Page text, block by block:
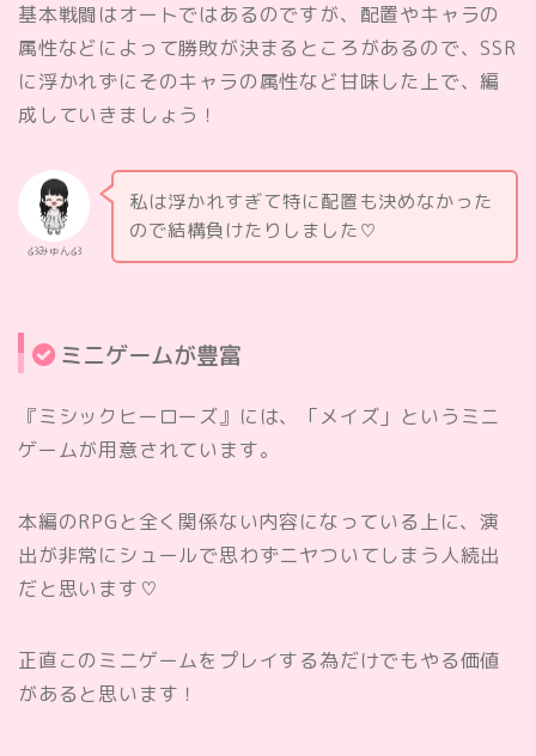
基本戦闘はオートではあるのですが、配置やキャラの
属性などによって勝敗が決まるところがあるので、SSR
に浮かれずにそのキャラの属性など甘味した上で、編
成していきましょう！
໒꒱みゅん໒꒱
私は浮かれすぎて特に配置も決めなかった
ので結構負けたりしました♡
ミニゲームが豊富
『ミシックヒーローズ』には、「メイズ」というミニ
ゲームが用意されています。
本編のRPGと全く関係ない内容になっている上に、演
出が非常にシュールで思わずニヤついてしまう人続出
だと思います♡
正直このミニゲームをプレイする為だけでもやる価値
があると思います！